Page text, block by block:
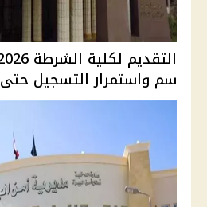
سم واستمرار التسجيل حتى 27 أغس...